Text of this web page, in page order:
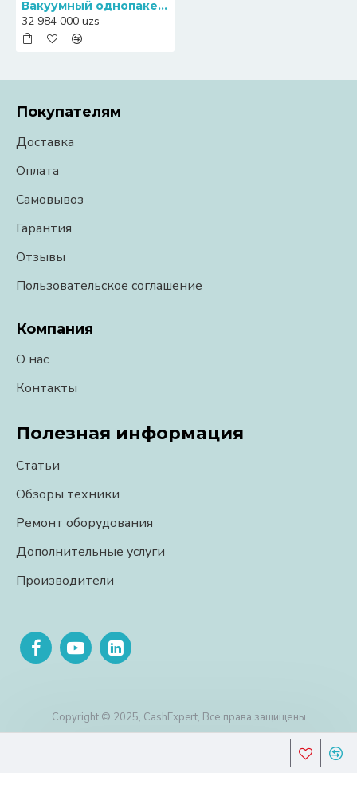
Вакуумный однопакетный упаковщик купюр и монет Henkovac T3
32 984 000 uzs
Покупателям
Доставка
Оплата
Самовывоз
Гарантия
Отзывы
Пользовательское соглашение
Компания
О нас
Контакты
Полезная информация
Статьи
Обзоры техники
Ремонт оборудования
Дополнительные услуги
Производители
Copyright © 2025, CashExpert, Все права защищены